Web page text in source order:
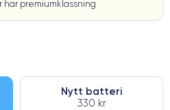
har premiumklassning
Nytt batteri
330 kr